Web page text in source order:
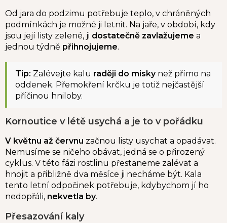
Od jara do podzimu potřebuje teplo, v chráněných
podmínkách je možné ji letnit. Na jaře, v období, kdy
jsou její listy zelené, ji dostatečně zavlažujeme a
jednou týdně přihnojujeme.
Tip: Zalévejte kalu raději do miskynež přímo na
oddenek. Přemokření krčku je totiž nejčastější
příčinou hniloby.
Kornoutice v létě usychá a je to v pořádku
V květnu až červnu začnou listy usychat a opadávat.
Nemusíme se ničeho obávat, jedná se o přirozený
cyklus. V této fázi rostlinu přestaneme zalévat a
hnojit a přibližně dva měsíce ji necháme být. Kala
tento letní odpočinek potřebuje, kdybychom jí ho
nedopřáli, nekvetla by.
Přesazování kaly